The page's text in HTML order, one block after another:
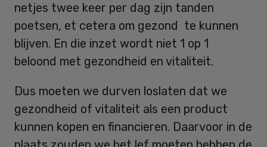
netjes twee keer per dag zijn tanden
poetsen, et cetera om gezond te kunnen
blijven. En die inzet wordt niet 1 op 1
beloond met gezondheid en vitaliteit.
Dus moeten we durven loslaten dat we
gezondheid of vitaliteit als een product
kunnen kopen en financieren. Daarvoor in de